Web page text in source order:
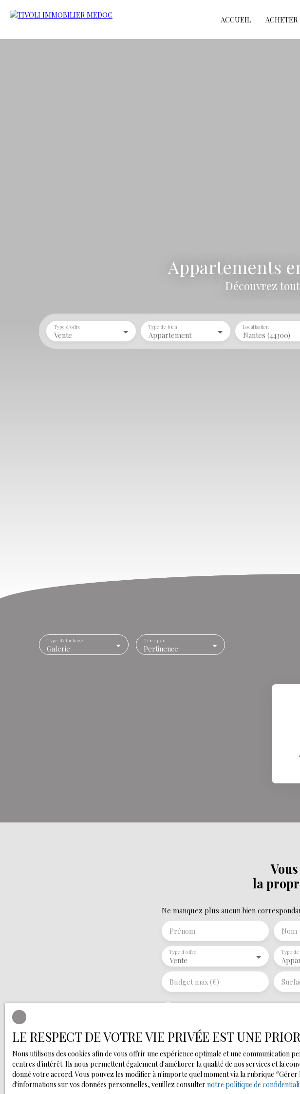
ACCUEIL ACHETER
Appartements
Découvrez
Vente
Type d'offre
Appartement
Type de bien
Nantes (44300)
Localisation
Galerie
Type d'affichage
Pertinence
Trier par
la
Ne manquez plus aucun bien
Prénom Nom
Vente
Type d'offre Type
Budget max (€)
inscrire gratuitement sur la liste
L223-1 du code de la
Société Worldline, Service Bloctel, CS
Pour en savoir plus sur le
LE RESPECT DE VOTRE VIE PRIVÉE EST UNE
Nous utilisons des cookies afin de vous offrir une expérience optimale et une communication
centres d'intérêt. Ils nous permettent également d'améliorer la qualité de nos services et la
donné votre accord. Vous pouvez les modifier à n'importe quel moment via la rubrique
d'informations sur vos données personnelles, veuillez consulter notre politique de